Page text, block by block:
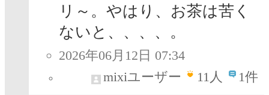
リ～。やはり、お茶は苦く
ないと、、、、。
2026年06月12日 07:34
mixiユーザー
11人 1件